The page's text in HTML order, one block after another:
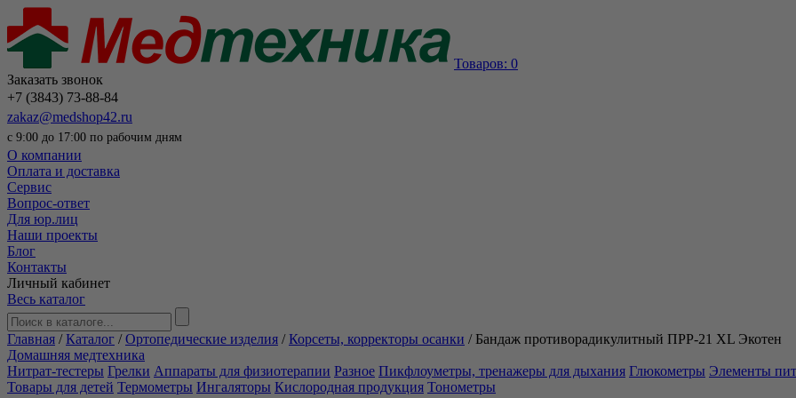
Товаров: 0
Заказать звонок
+7 (3843) 73-88-84
zakaz@medshop42.ru
с 9:00 до 17:00 по рабочим дням
О компании
Оплата и доставка
Сервис
Вопрос-ответ
Для юр.лиц
Наши проекты
Блог
Контакты
Личный кабинет
Весь каталог
Главная /Каталог /Ортопедические изделия /Корсеты, корректоры осанки / Бандаж противорадикулитный ПРР-21 XL Экотен
Домашняя медтехника
Нитрат-тестеры Грелки Аппараты для физиотерапии Разное Пикфлоуметры, тренажеры для дыхания Глюкометры Элементы
Товары для детей Термометры Ингаляторы Кислородная продукция Тонометры